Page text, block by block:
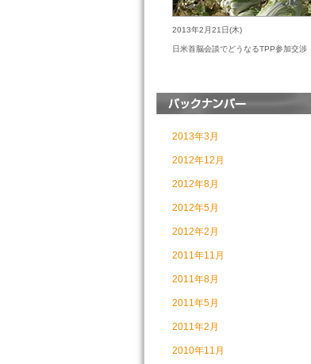
2013年2月21日(木)
日米首脳会談でどうなるTPP参加交渉
2013年3月
2012年12月
2012年8月
2012年5月
2012年2月
2011年11月
2011年8月
2011年5月
2011年2月
2010年11月